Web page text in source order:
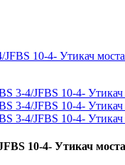
10-4- Утикач моста